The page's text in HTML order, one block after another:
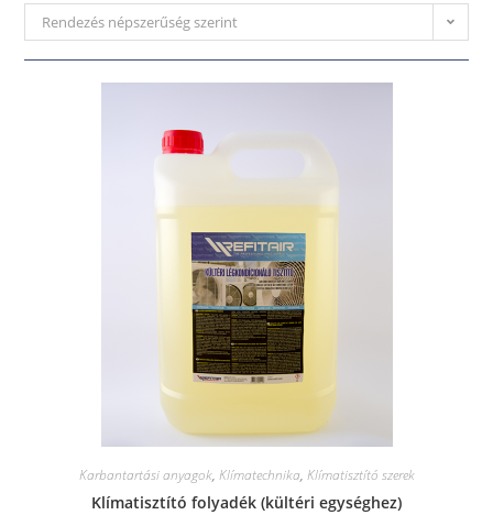
Rendezés népszerűség szerint
Karbantartási anyagok, Klímatechnika, Klímatisztító szerek
Klímatisztító folyadék (kültéri egységhez)